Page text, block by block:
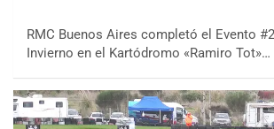
RMC Buenos Aires completó el Evento
Invierno en el Kartódromo «Ramiro Tot»…